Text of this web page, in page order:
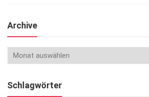
Archive
Schlagwörter